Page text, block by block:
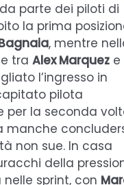
parte dei piloti di
la prima
, mentre
tra Alex Marquez e
l’ingresso in
pilota
per la seconda
manche
non sue. In casa
della
sprint, con